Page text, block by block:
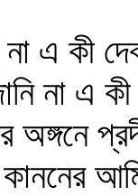
না এ কী
না এ
অঙ্গনে